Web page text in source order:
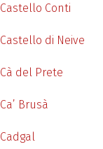
Castello Conti
Castello di Neive
Cà del Prete
Ca’ Brusà
Cadgal